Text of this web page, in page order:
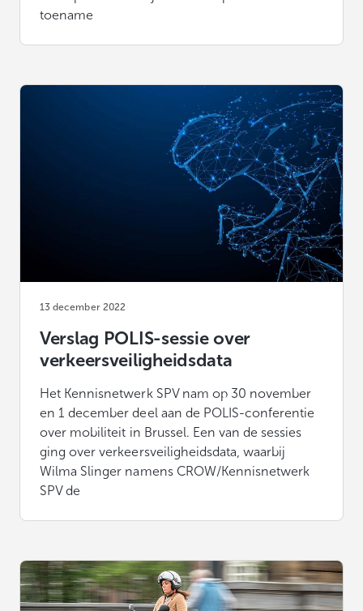
toename
13 december 2022
Verslag POLIS-sessie over
verkeersveiligheidsdata
Het Kennisnetwerk SPV nam op 30 november
en 1 december deel aan de POLIS-conferentie
over mobiliteit in Brussel. Een van de sessies
ging over verkeersveiligheidsdata, waarbij
Wilma Slinger namens CROW/Kennisnetwerk
SPV de